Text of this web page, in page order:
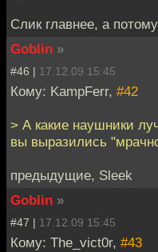
Слик главнее, а
Goblin »
#46 | 17.12.09 15:45
Кому: KampFerr, #42
> А какие наушники
вы выразились
предыдущие, Sleek
Goblin »
#47 | 17.12.09 15:45
Кому: The_vict0r, #43